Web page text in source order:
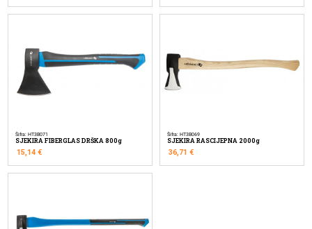
Šifra: HT3B071
SJEKIRA FIBERGLAS DRŠKA 800g
15,14 €
Šifra: HT3B069
SJEKIRA RASCIJEPNA 2000g
36,71 €